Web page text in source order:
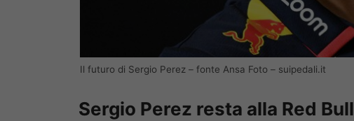
Il futuro di Sergio Perez – fonte Ansa Foto – suipedali.it
Sergio Perez resta alla Red Bull